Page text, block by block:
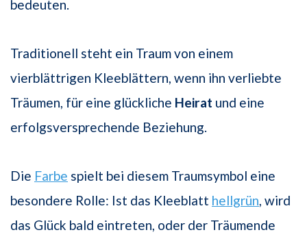
bedeuten.
Traditionell steht ein Traum von einem
vierblättrigen Kleeblättern, wenn ihn verliebte
Träumen, für eine glückliche Heirat und eine
erfolgsversprechende Beziehung.
Die Farbe spielt bei diesem Traumsymbol eine
besondere Rolle: Ist das Kleeblatt hellgrün, wird
das Glück bald eintreten, oder der Träumende